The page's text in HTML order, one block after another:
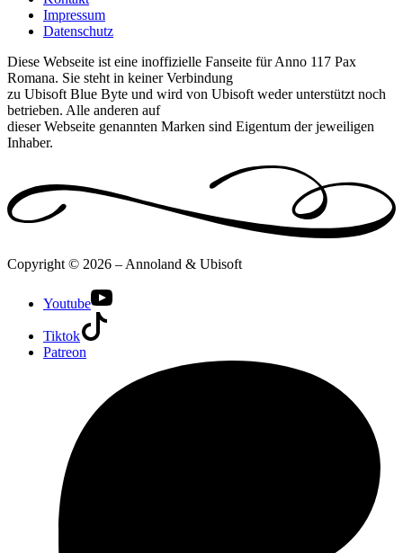
Impressum
Datenschutz
Diese Webseite ist eine inoffizielle Fanseite für Anno 117 Pax
Romana. Sie steht in keiner Verbindung
zu Ubisoft Blue Byte und wird von Ubisoft weder unterstützt noch
betrieben. Alle anderen auf
dieser Webseite genannten Marken sind Eigentum der jeweiligen
Inhaber.
Copyright © 2026 – Annoland & Ubisoft
Youtube
Tiktok
Patreon